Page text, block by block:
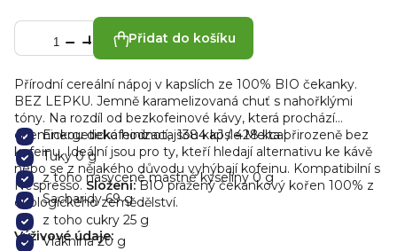
Přidat do košíku
Přírodní cereální nápoj v kapslích ze 100% BIO čekanky.
BEZ LEPKU. Jemně karamelizovaná chuť s nahořklými
tóny. Na rozdíl od bezkofeinové kávy, která prochází
chemickou dekofeinizací, jsou kapsle Melta přirozeně bez
kofeinu. Ideální jsou pro ty, kteří hledají alternativu ke kávě
nebo se z nějakého důvodu vyhýbají kofeinu. Kompatibilní s
Nespresso. Složení:BIO pražený čekankový kořen 100% z
ekologického zemědělství.
Výživové údaje:
Energetická hodnota 1384 kJ / 428 kcal
Tuky 0 g
z toho nasycené mastné kyseliny 0 g
Sacharidy 69 g
z toho cukry 25 g
Vláknina 20 g